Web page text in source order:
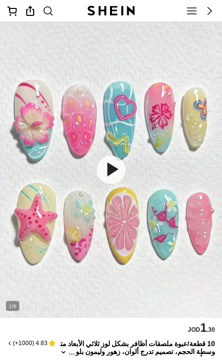
1/6
JOD1.30
10 قطعة/عبوة ملصقات أظافر بشكل لوز ثلاثي الأبعاد مت
وسطة الحجم، تصميم تدرج ألوان، زهور وليمون بلو
4.83
(
1000+
)